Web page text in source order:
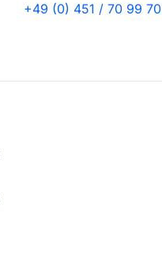
+49 (0) 451 / 70 99 70